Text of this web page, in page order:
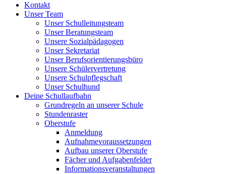
Kontakt
Unser Team
Unser Schulleitungsteam
Unser Beratungsteam
Unsere Sozialpädagogen
Unser Sekretariat
Unser Berufsorientierungsbüro
Unsere Schülervertretung
Unsere Schulpflegschaft
Unser Schulhund
Deine Schullaufbahn
Grundregeln an unserer Schule
Stundenraster
Oberstufe
Anmeldung
Aufnahmevoraussetzungen
Aufbau unserer Oberstufe
Fächer und Aufgabenfelder
Informationsveranstaltungen